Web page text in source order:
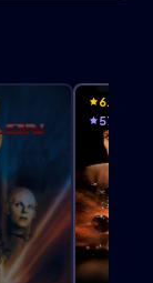
6.8
57